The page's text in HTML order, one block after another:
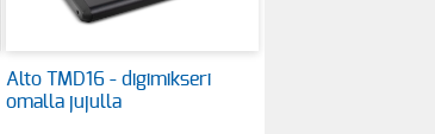
Alto TMD16 - digimikseri
omalla jujulla